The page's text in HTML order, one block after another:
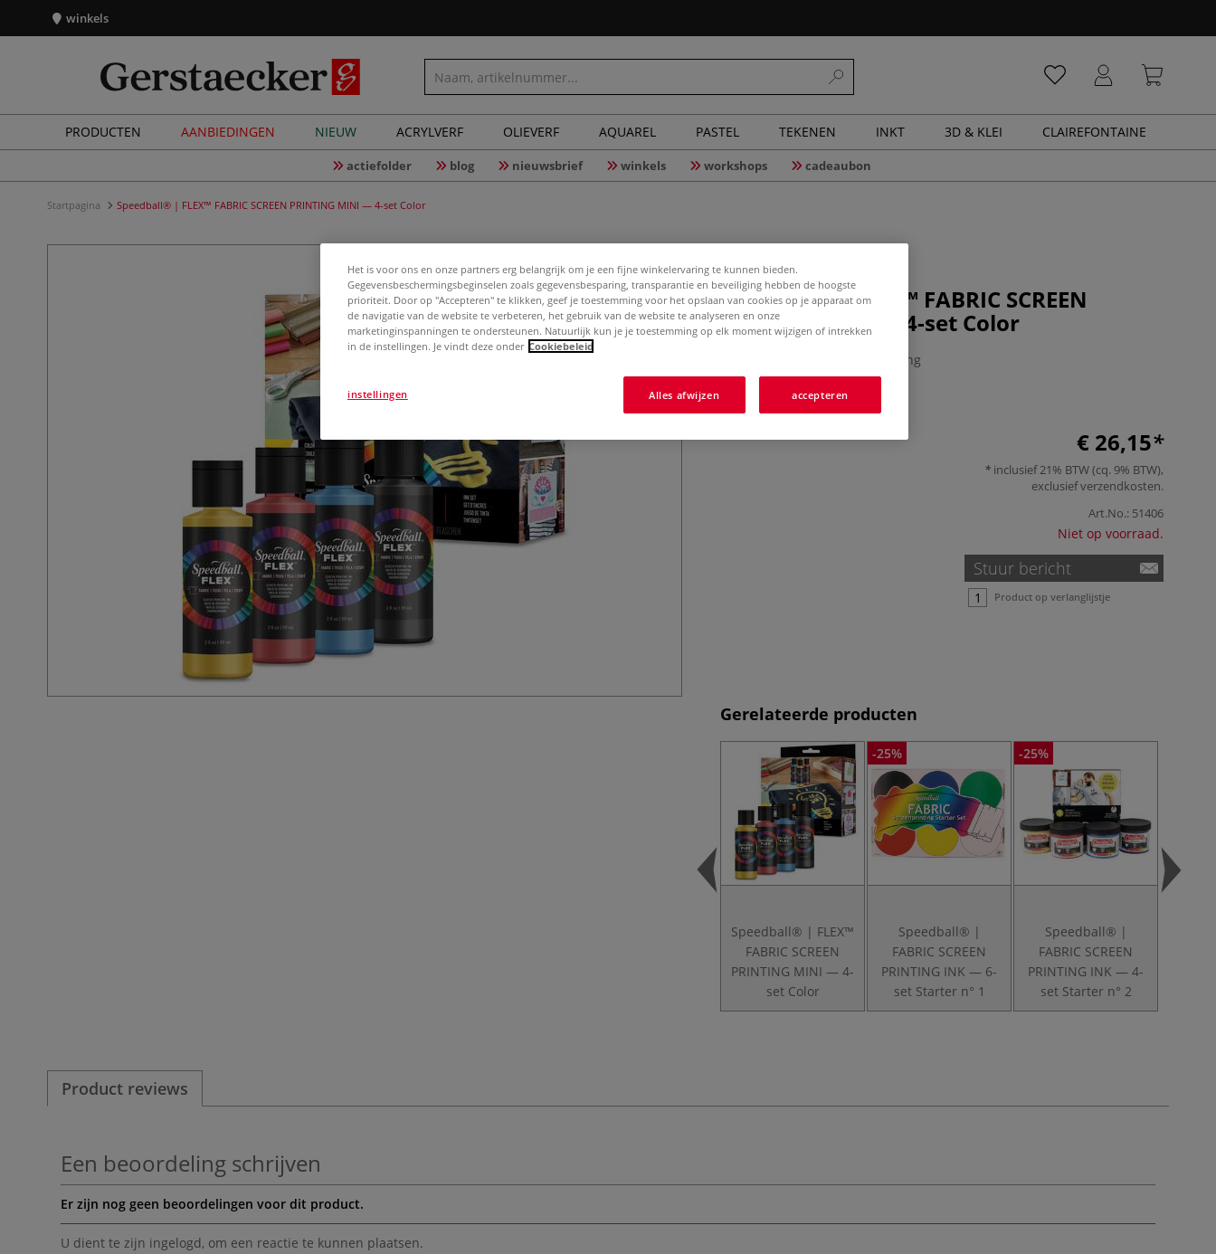
winkels
PRODUCTEN AANBIEDINGEN NIEUW ACRYLVERF OLIEVERF AQUAREL PASTEL TEKENEN INKT 3D & KLEI CLAIREFONTAINE
actiefolder blog nieuwsbrief winkels workshops cadeaubon
Startpagina Speedball® | FLEX™ FABRIC SCREEN PRINTING MINI — 4-set Color
Speedball® | FLEX™ FABRIC SCREEN
PRINTING MINI — 4-set Color
0 Beoordeling
€ 26,15
inclusief 21% BTW (cq. 9% BTW),
exclusiefverzendkosten.
Art.No.: 51406
Niet op voorraad.
Stuur bericht
Product op verlanglijstje
Gerelateerde producten
Speedball® | FLEX™
FABRIC SCREEN
PRINTING MINI — 4-
set Color
-25%
Speedball® |
FABRIC SCREEN
PRINTING INK — 6-
set Starter n° 1
-25%
Speedball® |
FABRIC SCREEN
PRINTING INK — 4-
set Starter n° 2
Product reviews
Een beoordeling schrijven
Er zijn nog geen beoordelingen voor dit product.
U dient te zijn ingelogd, om een reactie te kunnen plaatsen.
Het is voor ons en onze partners erg belangrijk om je een fijne winkelervaring te kunnen bieden.
Gegevensbeschermingsbeginselen zoals gegevensbesparing, transparantie en beveiliging hebben de hoogste
prioriteit. Door op "Accepteren" te klikken, geef je toestemming voor het opslaan van cookies op je apparaat om
de navigatie van de website te verbeteren, het gebruik van de website te analyseren en onze
marketinginspanningen te ondersteunen. Natuurlijk kun je je toestemming op elk moment wijzigen of intrekken
in de instellingen. Je vindt deze onder Cookiebeleid
Alles afwijzen accepteren
instellingen